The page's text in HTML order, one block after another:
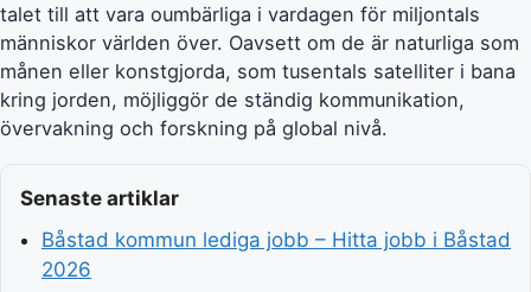
talet till att vara oumbärliga i vardagen för miljontals
människor världen över. Oavsett om de är naturliga som
månen eller konstgjorda, som tusentals satelliter i bana
kring jorden, möjliggör de ständig kommunikation,
övervakning och forskning på global nivå.
Senaste artiklar
Båstad kommun lediga jobb – Hitta jobb i Båstad
2026